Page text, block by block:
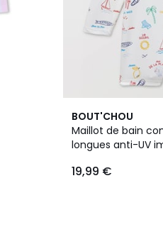
BOUT'CHOU
Maillot de bain
longues anti-UV
19,99 €